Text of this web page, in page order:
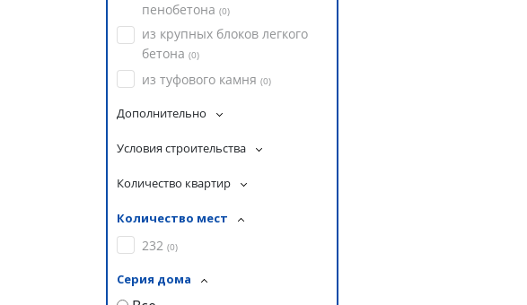
пенобетона (0)
из крупных блоков легкого
бетона (0)
из туфового камня (0)
Дополнительно
Условия строительства
Количество квартир
Количество мест
232 (0)
Серия дома